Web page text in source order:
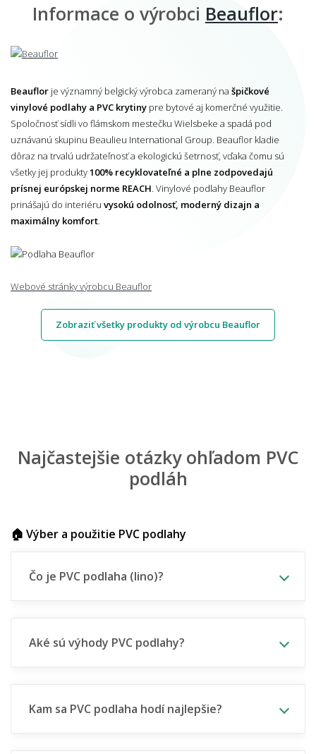
Informace o výrobci Beauflor:
Beauflor je významný belgický výrobca zameraný na špičkové
vinylové podlahy a PVC krytiny pre bytové aj komerčné využitie.
Spoločnosť sídli vo flámskom mestečku Wielsbeke a spadá pod
uznávanú skupinu Beaulieu International Group. Beauflor kladie
dôraz na trvalú udržateľnosť a ekologickú šetrnosť, vďaka čomu sú
všetky jej produkty100% recyklovateľné a plne zodpovedajú
prísnej európskej norme REACH . Vinylové podlahy Beauflor
prinášajú do interiéru vysokú odolnosť, moderný dizajn a
maximálny komfort
Webové stránky výrobcu Beauflor
Zobraziť všetky produkty od výrobcu Beauflor
Najčastejšie otázky ohľadom PVC
podláh
🏠 Výber a použitie PVC podlahy
Čo je PVC podlaha (lino)?
Aké sú výhody PVC podlahy?
Kam sa PVC podlaha hodí najlepšie?